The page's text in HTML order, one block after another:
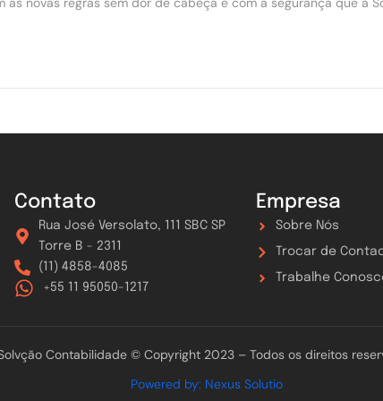
Contato
Rua José Versolato, 111 SBC SP
Torre B - 2311
(11) 4858-4085
+55 11 95050-1217
Empresa
Sobre Nós
Trocar de
Trabalhe
Contabilidade © Copyright 2023 – Todos os direitos
Powered by: Nexus Solutio